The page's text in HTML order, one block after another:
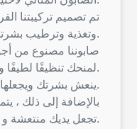
تم تصميم تركيبتنا
وتغذية وترطيب بشرتك.
صابوننا مصنوع من
لمنحك تنظيفًا لطيفًا وفعالًا.
ينعش بشرتك ويجعلها ناعمة ونضرة.
بالإضافة إلى ذلك ،
تجعل يديك منتعشة و نظيفة.